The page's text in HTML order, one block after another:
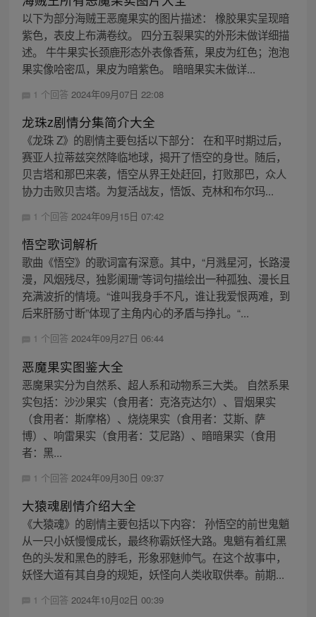
以下为部分海贼王恶魔果实的图片描述： 橡胶果实呈现暗
紫色，表皮上布满卷纹。 四分五裂果实的外形未做详细描
述。 牛牛果实长颈鹿形态外表像香蕉，果皮为红色；泡泡
果实像哈密瓜，果皮为暗紫色。 暗暗果实未做详...
1 个回答 2024年09月07日 22:08
龙珠z剧情分集简介大全
《龙珠 Z》的剧情主要包括以下部分： 在和平时期过后，
赛亚人拉蒂兹突然降临地球，揭开了悟空的身世。随后，
贝吉塔和那巴来袭，悟空从界王处赶回，打败那巴，众人
协力击败贝吉塔。为复活战友，悟饭、克林和布尔玛...
1 个回答 2024年09月15日 07:42
悟空歌词解析
歌曲《悟空》的歌词富有深意。其中，“月溅星河，长路漫
漫，风烟残尽，独影阑珊”等词句描绘出一种孤独、漫长且
充满波折的情境。“谁叫我身手不凡，谁让我爱恨两难，到
后来肝肠寸断”体现了主角内心的矛盾与挣扎。“...
1 个回答 2024年09月27日 06:44
恶魔果实图鉴大全
恶魔果实分为自然系、超人系和动物系三大类。 自然系果
实包括：沙沙果实（食用者：克洛克达尔）、冒烟果实
（食用者：斯摩格）、烧烧果实（食用者：艾斯、萨
博）、响雷果实（食用者：艾尼路）、暗暗果实（食用
者：黑...
1 个回答 2024年09月30日 09:37
大猿魂剧情介绍大全
《大猿魂》的剧情主要包括以下内容： 孙悟空的前世鬼魈
从一只小妖慢慢成长，最终称霸妖怪大路。鬼魈有着红黑
色的头发和黑色的脖毛，形象邪魅帅气。在这个故事中，
妖怪大道有其自身的规矩，妖怪向人类收取供奉。前期...
1 个回答 2024年10月02日 00:39